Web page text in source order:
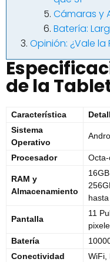
Cámaras y
Batería:
Opinión: ¿Vale la
de la
Característica
Sistema
Operativo
Procesador
RAM y
Almacenamiento
Pantalla
11
Batería
Conectividad
WiFi,